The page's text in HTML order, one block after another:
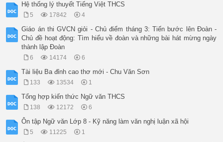
Hệ thống lý thuyết Tiếng Việt THCS
5 17842 4
Giáo án thi GVCN giỏi - Chủ điểm tháng 3: Tiến bước lên Đoàn -
Chủ đề hoạt động: Tìm hiểu về đoàn và những bài hát mừng ngày
thành lập Đoàn
6 14174 6
Tài liệu Ba đỉnh cao thơ mới - Chu Văn Sơn
133 13534 1
Tổng hợp kiến thức Ngữ văn THCS
138 12172 6
Ôn tập Ngữ văn Lớp 8 - Kỹ năng làm văn nghị luận xã hội
5 11225 1